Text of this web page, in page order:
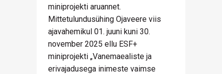
miniprojekti aruannet.
Mittetulundusühing Ojaveere viis
ajavahemikul 01. juuni kuni 30.
november 2025 ellu ESF+
miniprojekti „Vanemaealiste ja
erivajadusega inimeste vaimse